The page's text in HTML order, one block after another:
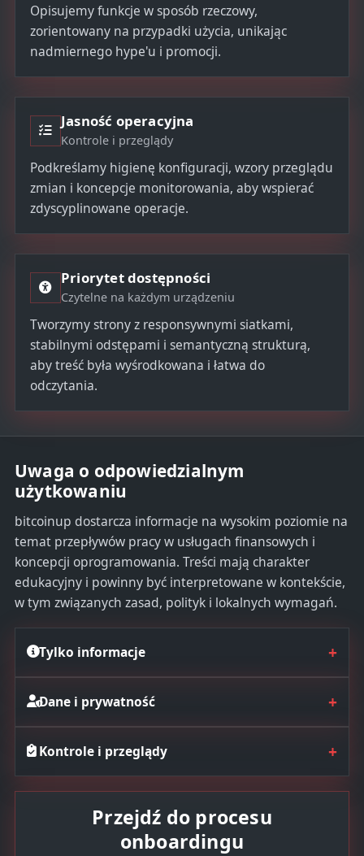
Opisujemy funkcje w sposób rzeczowy,
zorientowany na przypadki użycia, unikając
nadmiernego hype'u i promocji.
Jasność operacyjna
Kontrole i przeglądy
Podkreślamy higienę konfiguracji, wzory przeglądu
zmian i koncepcje monitorowania, aby wspierać
zdyscyplinowane operacje.
Priorytet dostępności
Czytelne na każdym urządzeniu
Tworzymy strony z responsywnymi siatkami,
stabilnymi odstępami i semantyczną strukturą,
aby treść była wyśrodkowana i łatwa do
odczytania.
Uwaga o odpowiedzialnym
użytkowaniu
bitcoinup dostarcza informacje na wysokim poziomie na
temat przepływów pracy w usługach finansowych i
koncepcji oprogramowania. Treści mają charakter
edukacyjny i powinny być interpretowane w kontekście,
w tym związanych zasad, polityk i lokalnych wymagań.
Tylko informacje +
Dane i prywatność +
Kontrole i przeglądy +
Przejdź do procesu
onboardingu